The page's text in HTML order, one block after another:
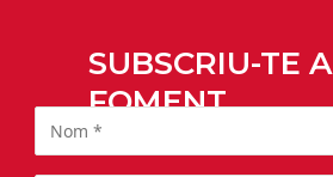
SUBSCRIU-TE A
FOMENT